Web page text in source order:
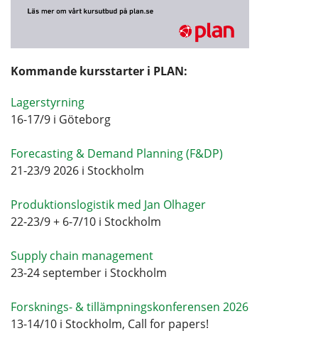
Kommande kursstarter i PLAN:
Lagerstyrning
16-17/9 i Göteborg
Forecasting & Demand Planning (F&DP)
21-23/9 2026 i Stockholm
Produktionslogistik med Jan Olhager
22-23/9 + 6-7/10 i Stockholm
Supply chain management
23-24 september i Stockholm
Forsknings- & tillämpningskonferensen 2026
13-14/10 i Stockholm, Call for papers!